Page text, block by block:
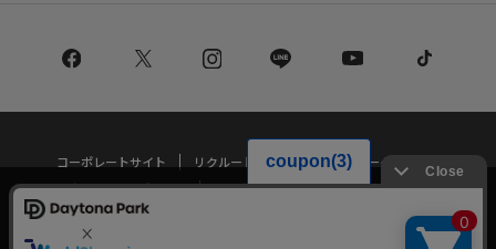
コーポレートサイト リクルート
サステナブルマークについて
プライバシーポリシー
特定商取引法・古物営業法に基づく表記
当サイトでは利用体験の向上およびコンテンツの最適な提供、トラフィック
の分析を目的としてCookieを使用しています。